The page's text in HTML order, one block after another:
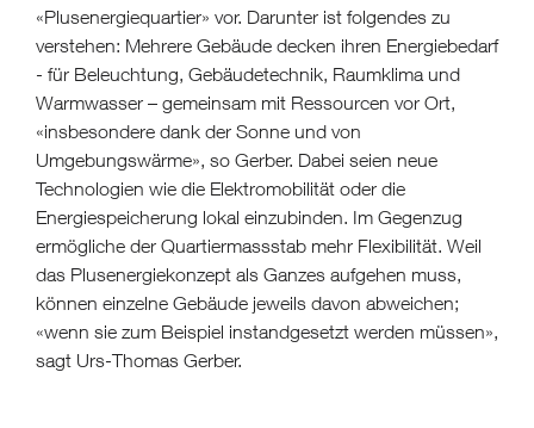
«Plusenergiequartier» vor. Darunter ist folgendes zu
verstehen: Mehrere Gebäude decken ihren Energiebedarf
- für Beleuchtung, Gebäudetechnik, Raumklima und
Warmwasser – gemeinsam mit Ressourcen vor Ort,
«insbesondere dank der Sonne und von
Umgebungswärme», so Gerber. Dabei seien neue
Technologien wie die Elektromobilität oder die
Energiespeicherung lokal einzubinden. Im Gegenzug
ermögliche der Quartiermassstab mehr Flexibilität. Weil
das Plusenergiekonzept als Ganzes aufgehen muss,
können einzelne Gebäude jeweils davon abweichen;
«wenn sie zum Beispiel instandgesetzt werden müssen»,
sagt Urs-Thomas Gerber.